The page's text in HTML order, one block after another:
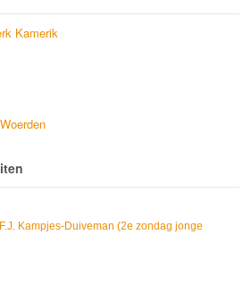
Kamerik
Kampjes-Duiveman (2e zondag jonge